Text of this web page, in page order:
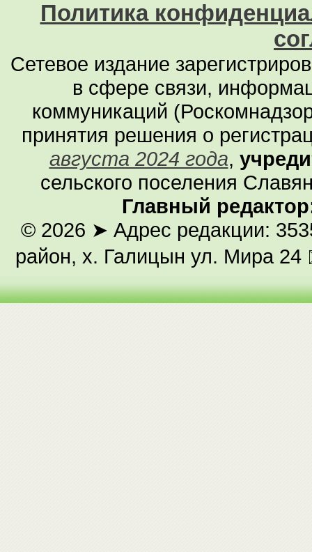
Политика
Сетевое издание
в сфере связи,
коммуникаций
принятия решения о
августа 2024 года,
сельского поселения
Главный
© 2026 ➤ Адрес редакции:
район, х. Галицын ул. Мира